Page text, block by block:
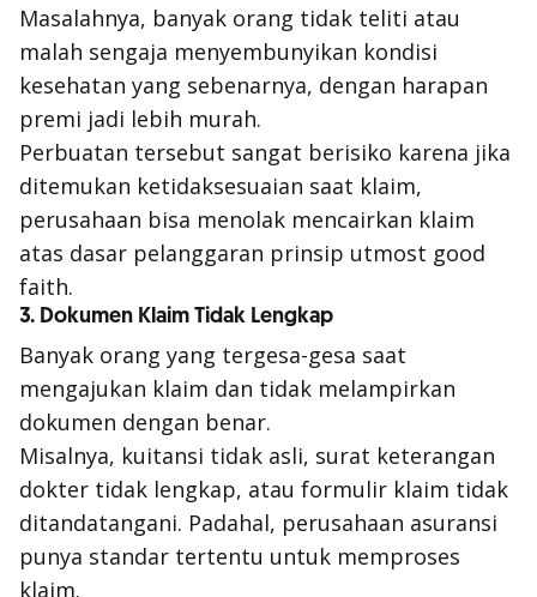
Masalahnya, banyak orang tidak teliti atau
malah sengaja menyembunyikan kondisi
kesehatan yang sebenarnya, dengan harapan
premi jadi lebih murah.
Perbuatan tersebut sangat berisiko karena jika
ditemukan ketidaksesuaian saat klaim,
perusahaan bisa menolak mencairkan klaim
atas dasar pelanggaran prinsip utmost good
faith.
3. Dokumen Klaim Tidak Lengkap
Banyak orang yang tergesa-gesa saat
mengajukan klaim dan tidak melampirkan
dokumen dengan benar.
Misalnya, kuitansi tidak asli, surat keterangan
dokter tidak lengkap, atau formulir klaim tidak
ditandatangani. Padahal, perusahaan asuransi
punya standar tertentu untuk memproses
klaim.